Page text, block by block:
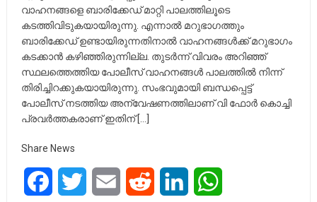
വാഹനങ്ങളെ ബാരിക്കേഡ് മാറ്റി പാലത്തിലൂടെ
കടത്തിവിടുകയായിരുന്നു. എന്നാല്‍ മറുഭാഗത്തും
ബാരിക്കേഡ് ഉണ്ടായിരുന്നതിനാല്‍ വാഹനങ്ങള്‍ക്ക് മറുഭാഗം
കടക്കാന്‍ കഴിഞ്ഞിരുന്നില്ല. തുടര്‍ന്ന് വിവരം അറിഞ്ഞ്
സ്ഥലത്തെത്തിയ പോലീസ് വാഹനങ്ങള്‍ പാലത്തില്‍ നിന്ന്
തിരിച്ചിറക്കുകയായിരുന്നു. സംഭവുമായി ബന്ധപ്പെട്ട്
പോലീസ് നടത്തിയ അന്വേഷണത്തിലാണ് വി ഫോര്‍ കൊച്ചി
പ്രവര്‍ത്തകരാണ് ഇതിന് […]
Share News
FacebookTwitter Email Reddit LinkedIn